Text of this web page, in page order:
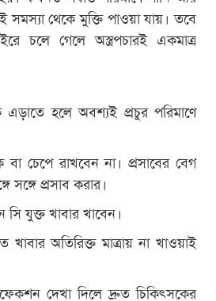
থেকে মুক্তি পাওয়া যায়। তবে
চলে গেলে অস্ত্রপচারই একমাত্র
হলে অবশ্যই প্রচুর পরিমাণে
চেপে রাখবেন না। প্রসাবের বেগ
সঙ্গে প্রসাব করার।
সি যুক্ত খাবার খাবেন।
অতিরিক্ত মাত্রায় না খাওয়াই
দেখা দিলে দ্রুত চিকিৎসকের